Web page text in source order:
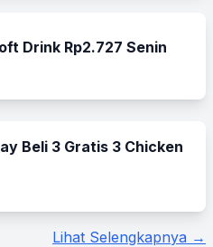
Drink Rp2.727 Senin
Beli 3 Gratis 3 Chicken
Lihat Selengkapnya →